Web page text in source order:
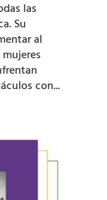
las
Su
al
con...